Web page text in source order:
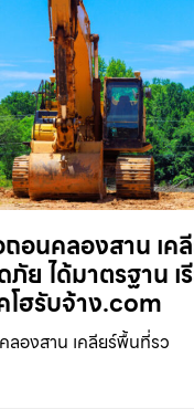
ถอนคลองสาน เค
ภัย ได้มาตรฐาน เ
ฮรับจ้าง.com
ลองสาน เคลียร์พื้นที่รว